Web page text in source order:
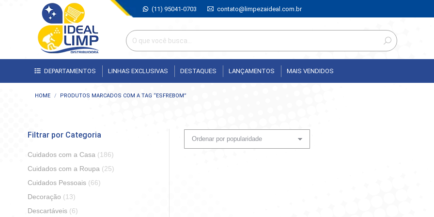
(11) 95041-0703 contato@limpezaideal.com.br
DEPARTAMENTOS LINHAS EXCLUSIVAS DESTAQUES LANÇAMENTOS MAIS VENDIDOS
Você está aqui:
HOME PRODUTOS MARCADOS COM A TAG “ESFREBOM”
Filtrar por Categoria
Cuidados com a Casa (186)
Cuidados com a Roupa (25)
Cuidados Pessoais (66)
Decoração (13)
Descartáveis (6)